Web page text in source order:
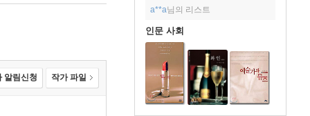
a**a님의 리스트
인문 사회
알림신청 작가 파일